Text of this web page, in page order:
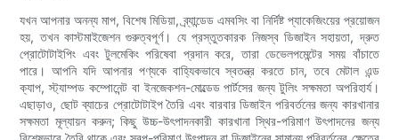
যখন আপনার অনন্য মাপ, বিশেষ মিডিয়া, ব্র্যান্ডেড এমবসিং বা নির্দিষ্ট প্যাকেজিংয়ের প্রয়োজন
হয়, তখন কাস্টমাইজেশন গুরুত্বপূর্ণ। যে প্রস্তুতকারক নিজস্ব ডিজাইন সহায়তা, দ্রুত
প্রোটোটাইপিং এবং টুলমেকিং পরিষেবা প্রদান করে, তারা ডেভেলপমেন্টের সময় বাঁচাতে
পারে। আপনি যদি আপনার পণ্যকে বাহ্যিকভাবে স্বতন্ত্র করতে চান, তবে মেটাল এন্ড
ক্যাপ, স্ট্যাম্পড কম্পোনেন্ট বা ইনজেকশন-মোল্ডেড পার্টসের জন্য টুলিং সক্ষমতা অপরিহার্য।
এছাড়াও, ছোট ব্যাচের প্রোটোটাইপ তৈরি এবং বারবার ডিজাইন পরিবর্তনের জন্য কারখানার
সক্ষমতা মূল্যায়ন করুন; কিছু উচ্চ-উৎপাদনকারী কারখানা স্থির-পরিমাণ উৎপাদনের জন্য